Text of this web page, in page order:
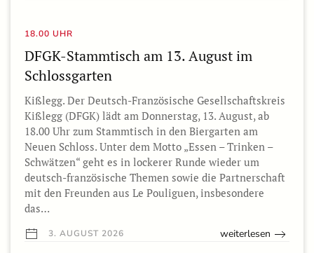
18.00 UHR
DFGK-Stammtisch am 13. August im
Schlossgarten
Kißlegg. Der Deutsch-Französische Gesellschaftskreis
Kißlegg (DFGK) lädt am Donnerstag, 13. August, ab
18.00 Uhr zum Stammtisch in den Biergarten am
Neuen Schloss. Unter dem Motto „Essen – Trinken –
Schwätzen“ geht es in lockerer Runde wieder um
deutsch-französische Themen sowie die Partnerschaft
mit den Freunden aus Le Pouliguen, insbesondere
das…
3. AUGUST 2026 weiterlesen